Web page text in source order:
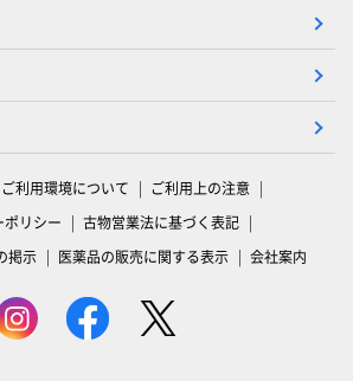
ご利用環境について
ご利用上の注意
ポリシー
古物営業法に基づく表記
掲示
医薬品の販売に関する表示 会社案内